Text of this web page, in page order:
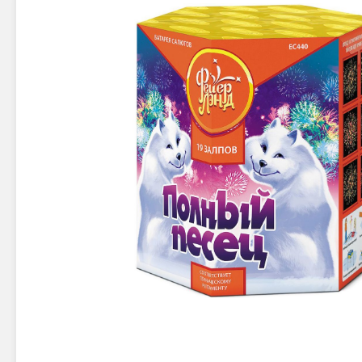
Новинки 2025/26
Фейерверки на свадьбу
Батареи салютов
Батареи салютов
Маленькие фейерверки
Средние фейерверки
Большие фейерверки
Петарды
Лимонки,
Корсары
Жуки